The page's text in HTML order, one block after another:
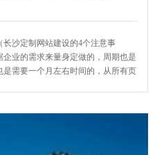
沙定制网站建设的4个注意事
业的需求来量身定做的，周期也是
需要一个月左右时间的，从所有页